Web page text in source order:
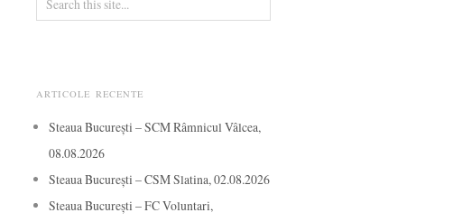
ARTICOLE RECENTE
Steaua București – SCM Râmnicul Vâlcea,
08.08.2026
Steaua București – CSM Slatina, 02.08.2026
Steaua București – FC Voluntari,